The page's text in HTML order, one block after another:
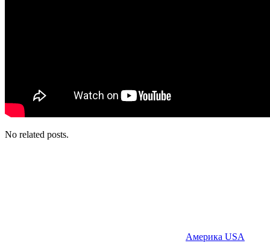
No related posts.
Америка USA